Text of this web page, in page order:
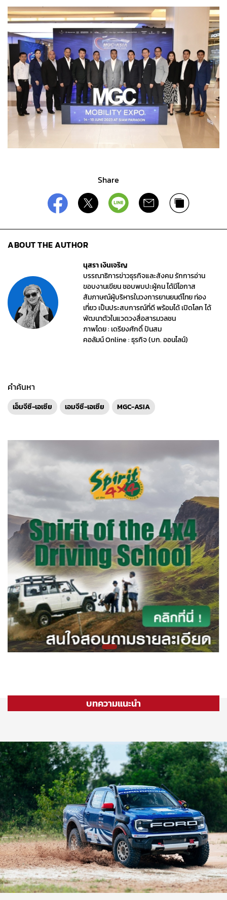
Share
ABOUT THE AUTHOR
นุสรา เงินเจริญ
บรรณาธิการข่าวธุรกิจและสังคม รักการอ่าน
ขอบงานเขียน ชอบพบปะผู้คน ได้มีโอกาส
สัมภาษณ์ผู้บริหารในวงการยานยนต์ไทย ท่อง
เที่ยว เป็นประสบการณ์ที่ดี พร้อมได้ เปิดโลก ได้
พัฒนาตัวในแวดวงสื่อสารมวลชน
ภาพโดย : เดรียงศักดิ์ ปันสม
คอลัมน์ Online : ธุรกิจ (บก. ออนไลน์)
คำค้นหา
เอ็มจีซี-เอเซีย เอมจีซี-เอเซีย MGC-ASIA
บทความแนะนำ